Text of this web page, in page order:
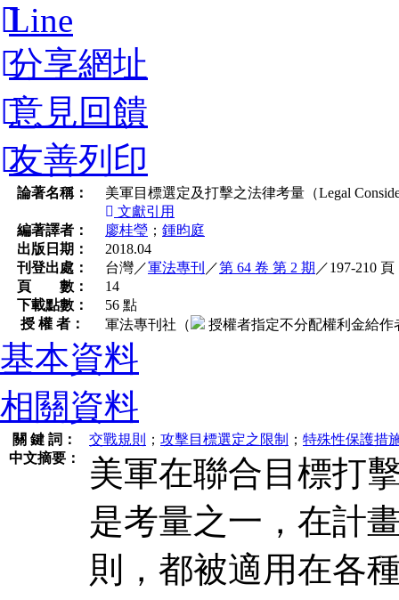
Line
分享網址
意見回饋
友善列印
論著名稱：
美軍目標選定及打擊之法律考量（Legal
文獻引用
編著譯者：
廖桂瑩 ； 鍾昀庭
出版日期：
2018.04
刊登出處：
台灣／軍法專刊 ／第 64 卷 第 2 期 ／197-210 頁
頁 數：
14
下載點數：
56 點
授 權 者：
軍法專刊社 （ 授權者指定不分配權利金給作
基本資料
相關資料
關 鍵 詞： 交戰規則 ； 攻擊目標選定之限制 ； 特殊性保護措
中文摘要：
美軍在聯合目標打
是考量之一，在計
則，都被適用在各